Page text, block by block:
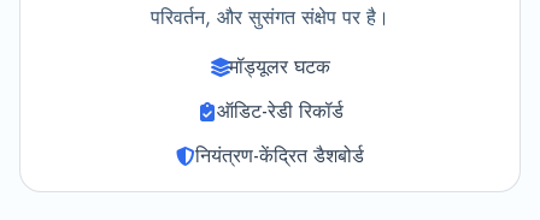
परिवर्तन, और सुसंगत संक्षेप पर है।
मॉड्यूलर घटक
ऑडिट-रेडी रिकॉर्ड
नियंत्रण-केंद्रित डैशबोर्ड